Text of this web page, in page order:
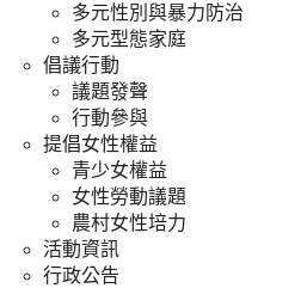
多元性別與暴力防治
多元型態家庭
倡議行動
議題發聲
行動參與
提倡女性權益
青少女權益
女性勞動議題
農村女性培力
活動資訊
行政公告